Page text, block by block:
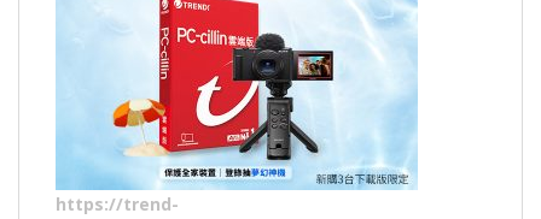
https://trend-